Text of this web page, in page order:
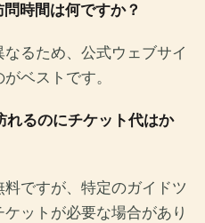
時間は何ですか？
るため、公式ウェブサイ
ベストです。
れるのにチケット代はか
ですが、特定のガイドツ
ットが必要な場合があり